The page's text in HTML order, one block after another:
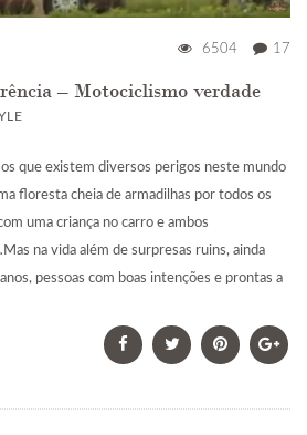
6504 17
– Motociclismo verdade
que existem diversos perigos neste mundo
floresta cheia de armadilhas por todos os
uma criança no carro e ambos
na vida além de surpresas ruins, ainda
pessoas com boas intenções e prontas a